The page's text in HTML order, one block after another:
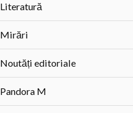
Literatură
Mirări
Noutăți editoriale
Pandora M